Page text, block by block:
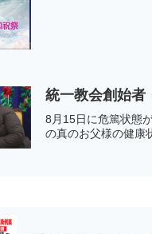
統一教会創始者
8月15日に危篤状態
の真のお父様の健康